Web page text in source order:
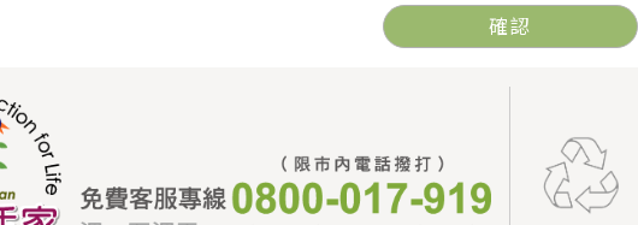
確認
認證流程
您的手機號碼為
隱私權政策
本網站絕對尊重各位使用者的隱私權，請詳閱下列本網站的隱私